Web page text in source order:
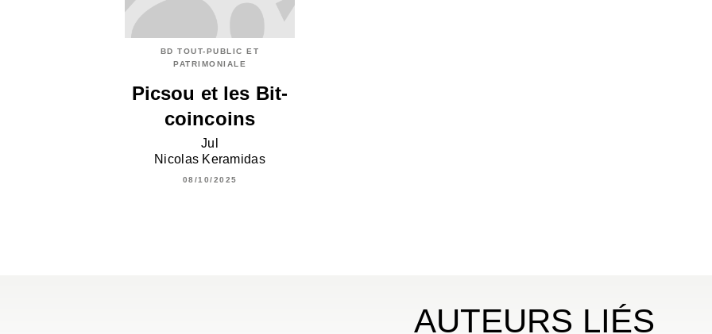
BD TOUT-PUBLIC ET
PATRIMONIALE
Picsou et les Bit-
coincoins
Jul
Nicolas Keramidas
08/10/2025
AUTEURS LIÉS